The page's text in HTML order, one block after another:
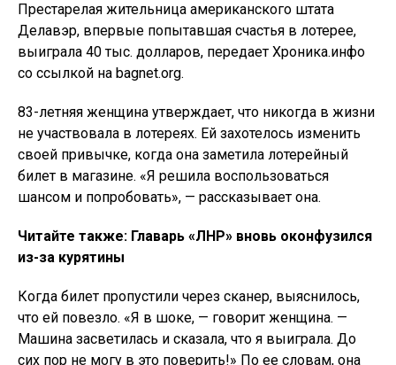
Престарелая жительница американского штата
Делавэр, впервые попытавшая счастья в лотерее,
выиграла 40 тыс. долларов, передает Хроника.инфо
со ссылкой на bagnet.org.
83-летняя женщина утверждает, что никогда в жизни
не участвовала в лотереях. Ей захотелось изменить
своей привычке, когда она заметила лотерейный
билет в магазине. «Я решила воспользоваться
шансом и попробовать», — рассказывает она.
Читайте также: Главарь «ЛНР» вновь оконфузился
из-за курятины
Когда билет пропустили через сканер, выяснилось,
что ей повезло. «Я в шоке, — говорит женщина. —
Машина засветилась и сказала, что я выиграла. До
сих пор не могу в это поверить!» По ее словам, она